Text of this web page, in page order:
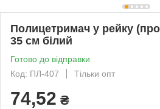
Полицетримач у рейку
35 см білий
Готово до відправки
Код: ПЛ-407
Тільки опт
74,52 ₴